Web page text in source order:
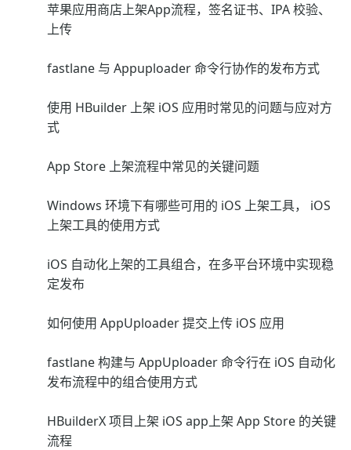
苹果应用商店上架App流程，签名证书、IPA 校验、
上传
fastlane 与 Appuploader 命令行协作的发布方式
使用 HBuilder 上架 iOS 应用时常见的问题与应对方
式
App Store 上架流程中常见的关键问题
Windows 环境下有哪些可用的 iOS 上架工具， iOS
上架工具的使用方式
iOS 自动化上架的工具组合，在多平台环境中实现稳
定发布
如何使用 AppUploader 提交上传 iOS 应用
fastlane 构建与 AppUploader 命令行在 iOS 自动化
发布流程中的组合使用方式
HBuilderX 项目上架 iOS app上架 App Store 的关键
流程